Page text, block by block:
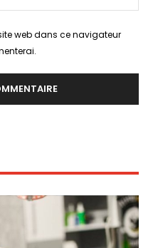
:
web dans ce navigateur